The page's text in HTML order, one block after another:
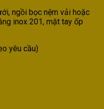
ngồi bọc nệm vải hoặc
inox 201, mặt tay ốp
yêu cầu)